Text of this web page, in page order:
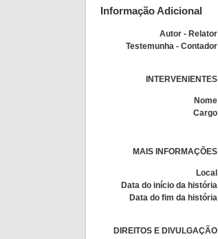
Informação Adicional
Autor - Relator
Testemunha - Contador
INTERVENIENTES
Nome
Cargo
MAIS INFORMAÇÕES
Local
Data do início da história
Data do fim da história
DIREITOS E DIVULGAÇÃO